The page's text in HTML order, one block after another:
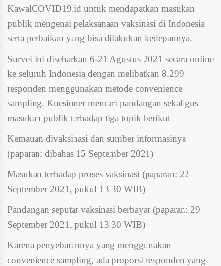
KawalCOVID19.id untuk mendapatkan masukan
publik mengenai pelaksanaan vaksinasi di Indonesia
serta perbaikan yang bisa dilakukan kedepannya.
Survei ini disebarkan 6-21 Agustus 2021 secara online
ke seluruh Indonesia dengan melibatkan 8.299
responden menggunakan metode convenience
sampling. Kuesioner mencari pandangan sekaligus
masukan publik terhadap tiga topik berikut
Kemauan divaksinasi dan sumber informasinya
(paparan: dibahas 15 September 2021)
Masukan terhadap proses vaksinasi (paparan: 22
September 2021, pukul 13.30 WIB)
Pandangan seputar vaksinasi berbayar (paparan: 29
September 2021, pukul 13.30 WIB)
Karena penyebarannya yang menggunakan
convenience sampling, ada proporsi responden yang